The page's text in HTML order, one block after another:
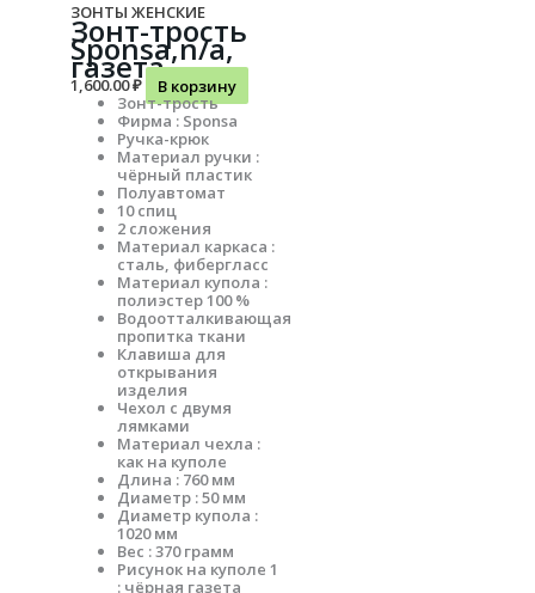
ЗОНТЫ ЖЕНСКИЕ
Зонт-трость
Sponsa,n/a,
газета
1,600.00₽
В корзину
Зонт-трость
Фирма : Sponsa
Ручка-крюк
Материал ручки :
чёрный пластик
Полуавтомат
10 спиц
2 сложения
Материал каркаса :
сталь, фибергласс
Материал купола :
полиэстер 100 %
Водоотталкивающая
пропитка ткани
Клавиша для
открывания
изделия
Чехол с двумя
лямками
Материал чехла :
как на куполе
Длина : 760 мм
Диаметр : 50 мм
Диаметр купола :
1020 мм
Вес : 370 грамм
Рисунок на куполе 1
: чёрная газета